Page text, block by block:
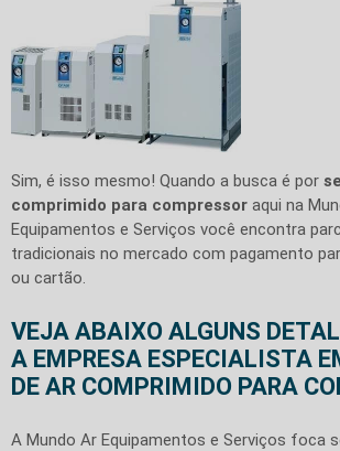
Sim, é isso mesmo! Quando a busca é por
comprimido para compressor aqui na
Equipamentos e Serviços você encontra
tradicionais no mercado com pagamento
ou cartão.
VEJA ABAIXO ALGUNS
A EMPRESA ESPECIALISTA
DE AR COMPRIMIDO PARA
A Mundo Ar Equipamentos e Serviços foca